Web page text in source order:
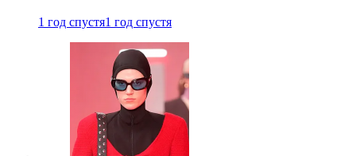
1 год спустя1 год спустя